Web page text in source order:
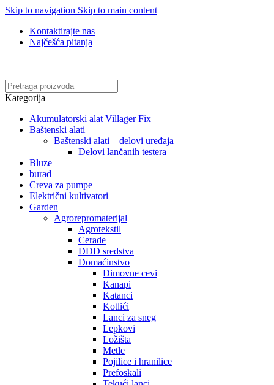
Skip to navigation Skip to main content
Kontaktirajte nas
Najčešća pitanja
Kategorija
Akumulatorski alat Villager Fix
Baštenski alati
Baštenski alati – delovi uređaja
Delovi lančanih testera
Bluze
burad
Creva za pumpe
Električni kultivatori
Garden
Agrorepromaterijal
Agrotekstil
Cerade
DDD sredstva
Domaćinstvo
Dimovne cevi
Kanapi
Katanci
Kotlići
Lanci za sneg
Lepkovi
Ložišta
Metle
Pojilice i hranilice
Prefoskali